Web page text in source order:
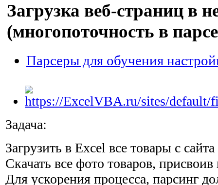
Загрузка веб-страниц в
(многопоточность в
Парсеры для обучения
Задача:
Загрузить в Excel все товары с
Скачать все фото товаров,
Для ускорения процесса, парсинг